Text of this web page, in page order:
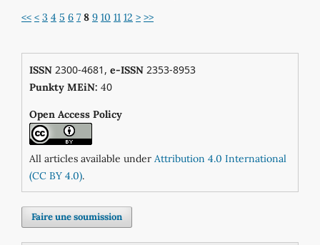
<< < 3 4 5 6 7 8 9 10 11 12 > >>
ISSN2300-4681, e-ISSN2353-8953
Punkty MEiN: 40
Open Access Policy
All articles available under Attribution 4.0 International
(CC BY 4.0).
Faire une soumission